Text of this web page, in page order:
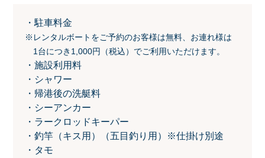
駐車料金
※レンタルボートをご予約のお客様は無料、お連れ様は
1台につき1,000円（税込）でご利用いただけます。
施設利用料
シャワー
帰港後の洗艇料
シーアンカー
ラークロッドキーパー
釣竿（キス用）（五目釣り用）※仕掛け別途
タモ